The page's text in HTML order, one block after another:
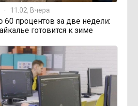
11:02, Вчера
60 процентов за две недели:
готовится к зиме